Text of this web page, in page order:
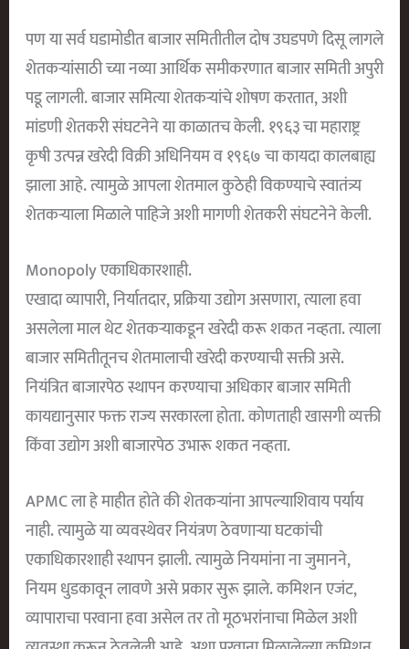
पण या सर्व घडामोडीत बाजार समितीतील दोष उघडपणे दिसू लागले
शेतकऱ्यांसाठी च्या नव्या आर्थिक समीकरणात बाजार समिती अपुरी
पडू लागली. बाजार समित्या शेतकर्‍यांचे शोषण करतात, अशी
मांडणी शेतकरी संघटनेने या काळातच केली. १९६३ चा महाराष्ट्र
कृषी उत्पन्न खरेदी विक्री अधिनियम व १९६७ चा कायदा कालबाह्य
झाला आहे. त्यामुळे आपला शेतमाल कुठेही विकण्याचे स्वातंत्र्य
शेतकर्‍याला मिळाले पाहिजे अशी मागणी शेतकरी संघटनेने केली.
Monopoly एकाधिकारशाही.
एखादा व्यापारी, निर्यातदार, प्रक्रिया उद्योग असणारा, त्याला हवा
असलेला माल थेट शेतकर्‍याकडून खरेदी करू शकत नव्हता. त्याला
बाजार समितीतूनच शेतमालाची खरेदी करण्याची सक्ती असे.
नियंत्रित बाजारपेठ स्थापन करण्याचा अधिकार बाजार समिती
कायद्यानुसार फक्त राज्य सरकारला होता. कोणताही खासगी व्यक्ती
किंवा उद्योग अशी बाजारपेठ उभारू शकत नव्हता.
APMC ला हे माहीत होते की शेतकऱ्यांना आपल्याशिवाय पर्याय
नाही. त्यामुळे या व्यवस्थेवर नियंत्रण ठेवणाऱ्या घटकांची
एकाधिकारशाही स्थापन झाली. त्यामुळे नियमांना ना जुमानने,
नियम धुडकावून लावणे असे प्रकार सुरू झाले. कमिशन एजंट,
व्यापाराचा परवाना हवा असेल तर तो मूठभरांनाचा मिळेल अशी